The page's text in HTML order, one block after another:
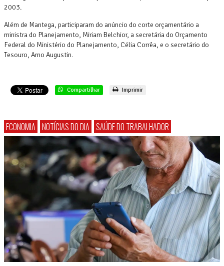
2003.
Além de Mantega, participaram do anúncio do corte orçamentário a
ministra do Planejamento, Miriam Belchior, a secretária do Orçamento
Federal do Ministério do Planejamento, Célia Corrêa, e o secretário do
Tesouro, Arno Augustin.
Compartilhar Imprimir
ECONOMIA NOTÍCIAS DO DIA SAÚDE DO TRABALHADOR